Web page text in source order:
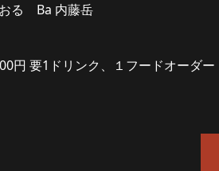
る Ba 内藤岳
要1ドリンク、１フードオーダー